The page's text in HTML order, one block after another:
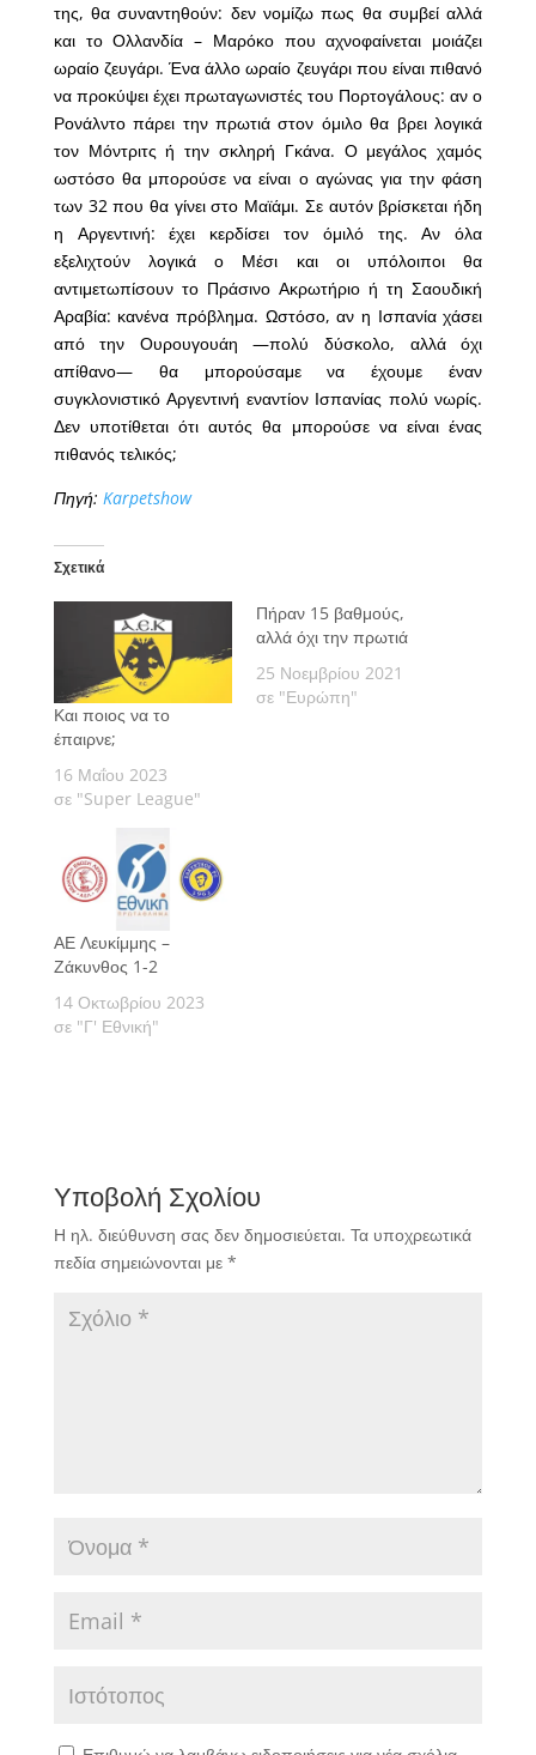
της, θα συναντηθούν: δεν νομίζω πως θα συμβεί αλλά
και το Ολλανδία – Μαρόκο που αχνοφαίνεται μοιάζει
ωραίο ζευγάρι. Ένα άλλο ωραίο ζευγάρι που είναι πιθανό
να προκύψει έχει πρωταγωνιστές του Πορτογάλους: αν ο
Ρονάλντο πάρει την πρωτιά στον όμιλο θα βρει λογικά
τον Μόντριτς ή την σκληρή Γκάνα. Ο μεγάλος χαμός
ωστόσο θα μπορούσε να είναι ο αγώνας για την φάση
των 32 που θα γίνει στο Μαϊάμι. Σε αυτόν βρίσκεται ήδη
η Αργεντινή: έχει κερδίσει τον όμιλό της. Αν όλα
εξελιχτούν λογικά ο Μέσι και οι υπόλοιποι θα
αντιμετωπίσουν το Πράσινο Ακρωτήριο ή τη Σαουδική
Αραβία: κανένα πρόβλημα. Ωστόσο, αν η Ισπανία χάσει
από την Ουρουγουάη —πολύ δύσκολο, αλλά όχι
απίθανο— θα μπορούσαμε να έχουμε έναν
συγκλονιστικό Αργεντινή εναντίον Ισπανίας πολύ νωρίς.
Δεν υποτίθεται ότι αυτός θα μπορούσε να είναι ένας
πιθανός τελικός;
Πηγή: Karpetshow
Σχετικά
Και ποιος να το
έπαιρνε;
16 Μαΐου 2023
σε "Super League"
Πήραν 15 βαθμούς,
αλλά όχι την πρωτιά
25 Νοεμβρίου 2021
σε "Ευρώπη"
ΑΕ Λευκίμμης –
Ζάκυνθος 1-2
14 Οκτωβρίου 2023
σε "Γ' Εθνική"
Υποβολή Σχολίου
Η ηλ. διεύθυνση σας δεν δημοσιεύεται. Τα υποχρεωτικά
πεδία σημειώνονται με *